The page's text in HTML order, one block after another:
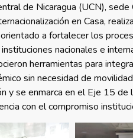
de Nicaragua (UCN),
en Casa,
a fortalecer los
nacionales e
herramientas para
sin necesidad de
y se enmarca en el Eje 15
con el compromiso